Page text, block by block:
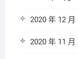
2020 年 12 月
2020 年 11 月